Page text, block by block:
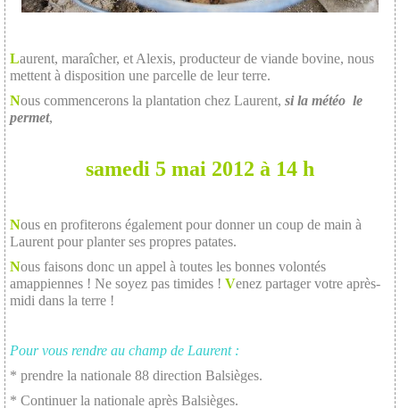
Laurent, maraîcher, et Alexis, producteur de viande bovine, nous
mettent à disposition une parcelle de leur terre.
Nous commencerons la plantation chez Laurent, si la météo le
permet,
samedi 5 mai 2012 à 14 h
Nous en profiterons également pour donner un coup de main à
Laurent pour planter ses propres patates.
Nous faisons donc un appel à toutes les bonnes volontés
amappiennes ! Ne soyez pas timides ! Venez partager votre après-
midi dans la terre !
Pour vous rendre au champ de Laurent :
* prendre la nationale 88 direction Balsièges.
* Continuer la nationale après Balsièges.